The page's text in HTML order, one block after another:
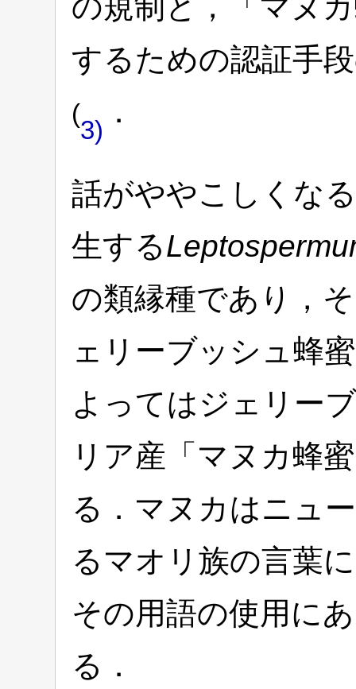
するための認証手
(
3)
．
話がややこしくな
生する
の類縁種であり，
ェリーブッシュ蜂
よってはジェリー
リア産「マヌカ蜂
る．マヌカはニュ
るマオリ族の言葉
その用語の使用に
る．